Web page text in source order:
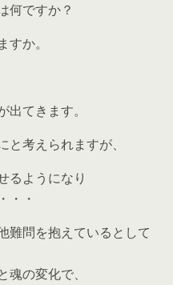
何ですか？
か。
てきます。
考えられますが、
るようになり
・・
難問を抱えているとして
の変化で、